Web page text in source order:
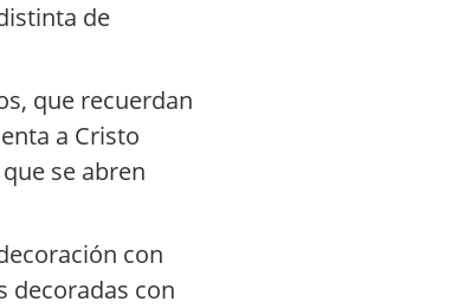
de
que recuerdan
a Cristo
se abren
con
decoradas con